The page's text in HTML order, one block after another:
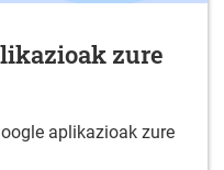
zure
aplikazioak zure